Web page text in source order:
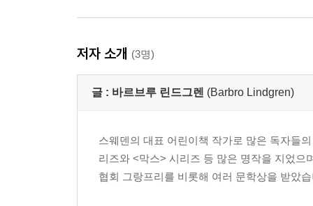
저자 소개 (3명)
글 : 바르브루 린드그렌 (Barbro Lindgren)
스웨덴의 대표 어린이책 작가로 많은 독자들
리즈와 <막스> 시리즈 등 많은 명작을 지었
협회 그랑프리를 비롯해 여러 문학상을 받았